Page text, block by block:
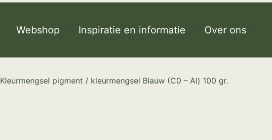
Webshop Inspiratie en informatie Over ons
Kleurmengsel pigment / kleurmengsel Blauw (C0 – Al) 100 gr.